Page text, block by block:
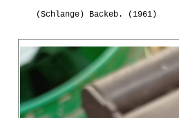
(Schlange) Backeb. (1961)